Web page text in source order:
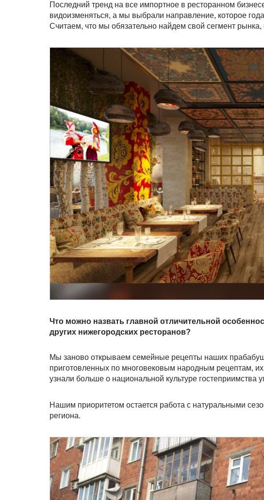
Последний тренд на все импортное в ресторанном
видоизменяться, а мы выбрали направление, которое
Считаем, что мы обязательно найдем свой сегмент
Что можно назвать главной отличительной
других нижегородских ресторанов?
Мы заново открываем семейные рецепты наших
приготовленных по многовековым народным рецептам,
узнали больше о национальной культуре гостеприимства
Нашим приоритетом остается работа с натуральными
региона.